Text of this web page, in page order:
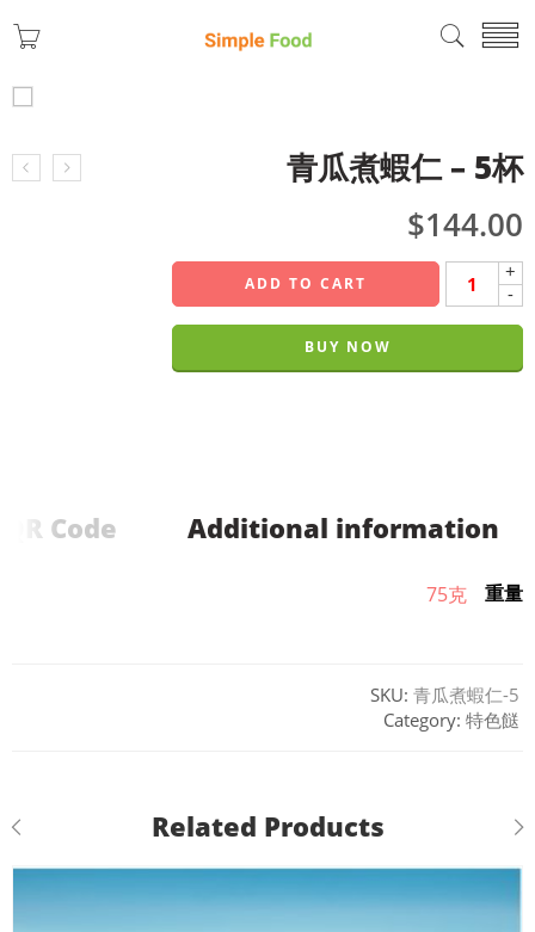
青瓜煮蝦仁 – 5杯
$144.00
+
-
ADD TO CART
BUY NOW
Additional information
QR Code
重量
75克
SKU: 青瓜煮蝦仁-5
Category: 特色餸
Related Products